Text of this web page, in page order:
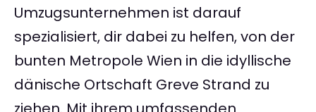
Umzugsunternehmen ist darauf
spezialisiert, dir dabei zu helfen, von der
bunten Metropole Wien in die idyllische
dänische Ortschaft Greve Strand zu